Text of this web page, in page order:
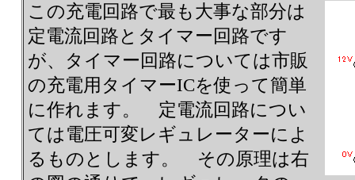
この充電回路で最も大事な部分は
定電流回路とタイマー回路です
が、タイマー回路については市販
の充電用タイマーICを使って簡単
に作れます。 定電流回路につい
ては電圧可変レギュレーターによ
るものとします。 その原理は右